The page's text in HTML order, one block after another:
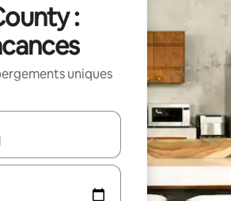
:
uniques
utilisez les flèches vers le haut et vers le